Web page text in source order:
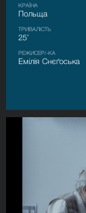
КРАЇНА
Польща
ТРИВАЛІСТЬ
25’
РЕЖИСЕР/-КА
Емілія Снєґоська